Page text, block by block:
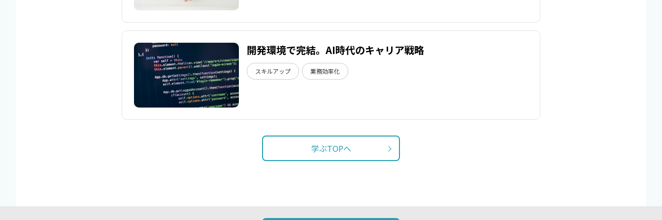
開発環境で完結。AI時代のキャリア戦略
スキルアップ 業務効率化
学ぶTOPへ